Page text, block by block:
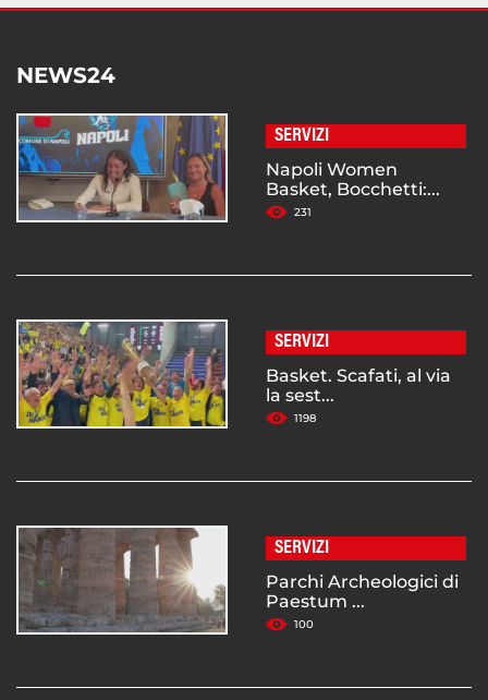
NEWS24
SERVIZI
Napoli Women
Basket, Bocchetti:...
231
SERVIZI
Basket. Scafati, al via
la sest...
1198
SERVIZI
Parchi Archeologici di
Paestum ...
100